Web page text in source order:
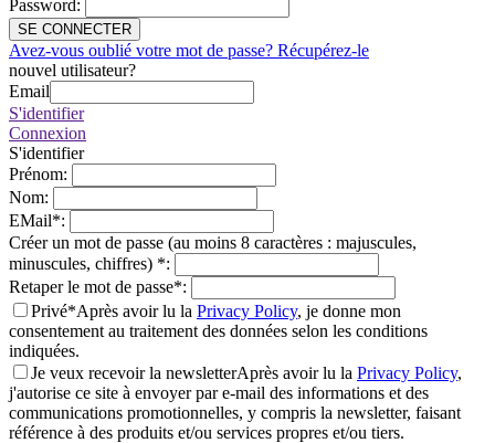
Password:
SE CONNECTER
Avez-vous oublié votre mot de passe? Récupérez-le
nouvel utilisateur?
Email
S'identifier
Connexion
S'identifier
Prénom:
Nom:
EMail*:
Créer un mot de passe (au moins 8 caractères : majuscules,
minuscules, chiffres) *:
Retaper le mot de passe*:
Privé*Après avoir lu la Privacy Policy, je donne mon
consentement au traitement des données selon les conditions
indiquées.
Je veux recevoir la newsletterAprès avoir lu la Privacy Policy,
j'autorise ce site à envoyer par e-mail des informations et des
communications promotionnelles, y compris la newsletter, faisant
référence à des produits et/ou services propres et/ou tiers.